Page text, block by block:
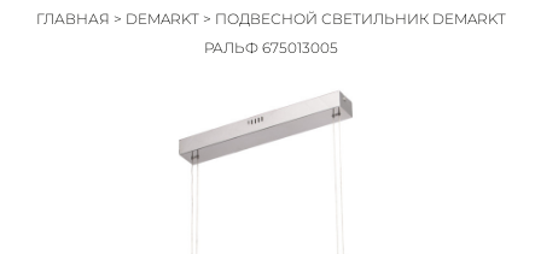
ГЛАВНАЯ > DEMARKT> ПОДВЕСНОЙ СВЕТИЛЬНИК DEMARKT
РАЛЬФ 675013005